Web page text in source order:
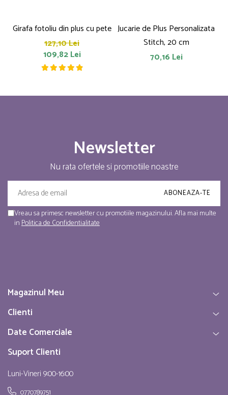
Girafa fotoliu din plus cu pete
127,10 Lei
109,82 Lei
Jucarie de Plus Personalizata
Stitch, 20 cm
70,16 Lei
Newsletter
Nu rata ofertele si promotiile noastre
Vreau sa primesc newsletter cu promotiile magazinului. Afla mai multe
inPolitica de Confidentialitate
Magazinul Meu
Clienti
Date Comerciale
Suport Clienti
Luni-Vineri 9:00-16:00
0770789751